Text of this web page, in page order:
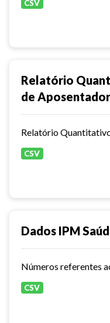
CSV
Relatório
de
CSV
Dados IPM
CSV